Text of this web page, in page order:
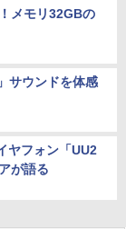
メモリ32GBの
サウンドを体感
ヤフォン「UU2
が語る